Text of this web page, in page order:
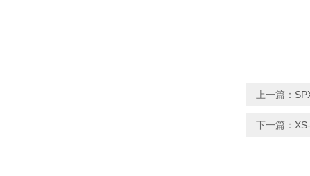
上一篇：
下一篇：